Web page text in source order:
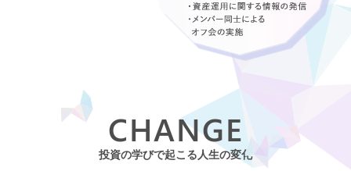
CHANGE
投資の学びで起こる人生の変化